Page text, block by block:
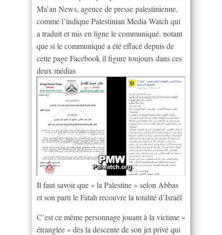
Ma’an News, agence de presse palestinienne,
comme l’indique Palestinian Media Watch qui
a traduit et mis en ligne le communiqué, notant
que si le communiqué a été effacé depuis de
cette page Facebook il figure toujours dans ces
deux médias
Il faut savoir que « la Palestine » selon Abbas
et son parti le Fatah recouvre la totalité d’Israël
C’est ce même personnage jouant à la victime «
étranglée » dès la descente de son jet privé qui